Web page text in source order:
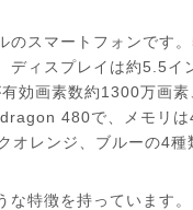
スマートフォンです。
ィスプレイは約5.5イ
効画素数約1300万画
480で、メモリは
レンジ、ブルーの4種
特徴を持っています。